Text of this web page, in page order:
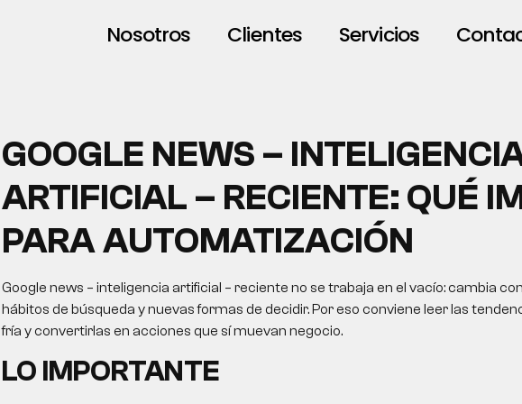
Nosotros Clientes Servicios
GOOGLE NEWS –
ARTIFICIAL – RECIENTE: QUÉ
PARA AUTOMATIZACIÓN
Google news – inteligencia artificial – reciente no se trabaja en el vacío: cambia
hábitos de búsqueda y nuevas formas de decidir. Por eso conviene leer las
fría y convertirlas en acciones que sí muevan negocio.
LO IMPORTANTE